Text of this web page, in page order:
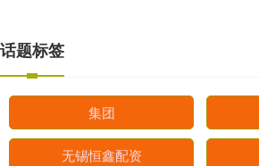
话题标签
集团
无锡恒鑫配资